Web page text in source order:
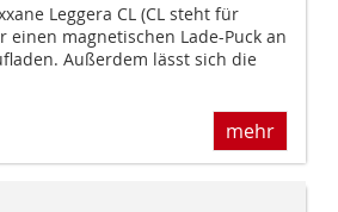
Leggera CL (CL steht für
magnetischen Lade-Puck an
Außerdem lässt sich die
mehr